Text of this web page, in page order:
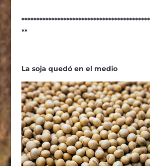
**
La soja quedó en el medio